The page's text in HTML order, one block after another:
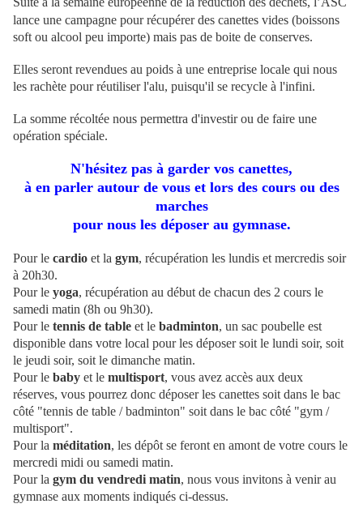
lance une campagne pour récupérer des canettes vides (boissons
soft ou alcool peu importe) mais pas de boite de conserves.
Elles seront revendues au poids à une entreprise locale qui nous
les rachète pour réutiliser l'alu, puisqu'il se recycle à l'infini.
La somme récoltée nous permettra d'investir ou de faire une
opération spéciale.
N'hésitez pas à garder vos canettes,
à en parler autour de vous et lors des cours ou des
marches
pour nous les déposer au gymnase.
Pour le cardio et la gym, récupération les lundis et mercredis soir
à 20h30.
Pour le yoga, récupération au début de chacun des 2 cours le
samedi matin (8h ou 9h30).
Pour le tennis de table et le badminton, un sac poubelle est
disponible dans votre local pour les déposer soit le lundi soir, soit
le jeudi soir, soit le dimanche matin.
Pour le baby et le multisport, vous avez accès aux deux
réserves, vous pourrez donc déposer les canettes soit dans le bac
côté "tennis de table / badminton" soit dans le bac côté "gym /
multisport".
Pour la méditation, les dépôt se feront en amont de votre cours le
mercredi midi ou samedi matin.
Pour la gym du vendredi matin, nous vous invitons à venir au
gymnase aux moments indiqués ci-dessus.